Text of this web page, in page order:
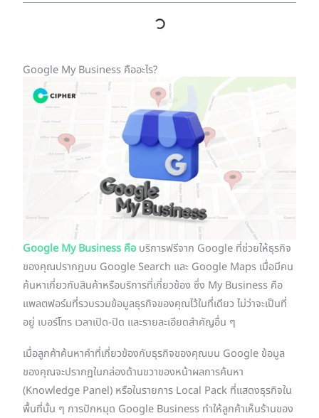
Google My Business คืออะไร?
Google My Business คือ บริการฟรีจาก Google ที่ช่วยให้ธุรกิจ
ของคุณปรากฏบน Google Search และ Google Maps เมื่อมีคน
ค้นหาเกี่ยวกับสินค้าหรือบริการที่เกี่ยวข้อง ซึ่ง My Business คือ
แพลตฟอร์มที่รวบรวมข้อมูลธุรกิจของคุณไว้ในที่เดียว ไม่ว่าจะเป็นที่
อยู่ เบอร์โทร เวลาเปิด-ปิด และรายละเอียดสำคัญอื่น ๆ
เมื่อลูกค้าค้นหาคำที่เกี่ยวข้องกับธุรกิจของคุณบน Google ข้อมูล
ของคุณจะปรากฏในกล่องด้านขวาของหน้าผลการค้นหา
(Knowledge Panel) หรือในรายการ Local Pack ที่แสดงธุรกิจใน
พื้นที่นั้น ๆ การปักหมุด Google Business ทำให้ลูกค้าเห็นร้านของ